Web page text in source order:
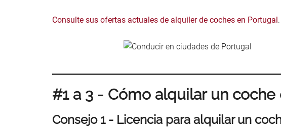
Consulte sus ofertas actuales de alquiler de coches en Portugal.
#1 a 3 - Cómo alquilar un
Consejo 1 - Licencia para alquilar un